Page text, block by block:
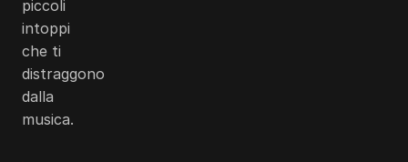
piccoli
intoppi
che ti
distraggono
dalla
musica.